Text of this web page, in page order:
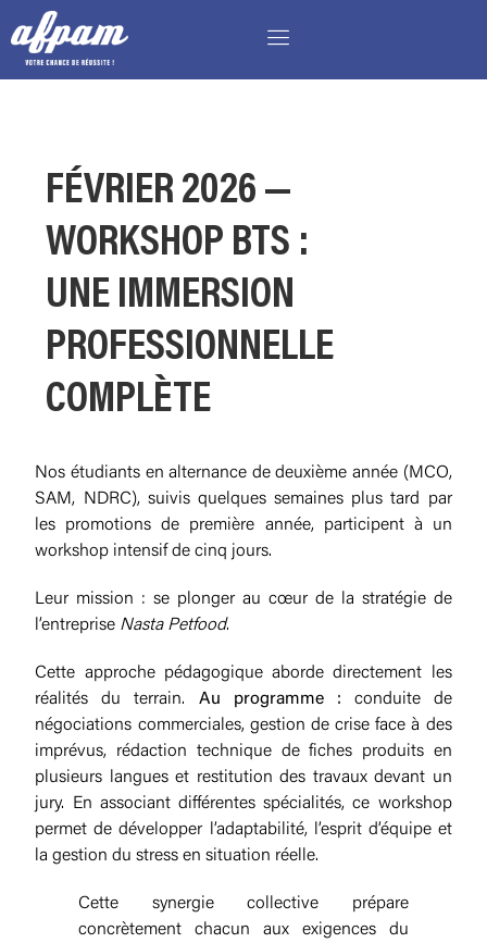
FÉVRIER 2026 —
WORKSHOP BTS :
UNE IMMERSION
PROFESSIONNELLE
COMPLÈTE
Nos étudiants en alternance de deuxième année (MCO,
SAM, NDRC), suivis quelques semaines plus tard par
les promotions de première année, participent à un
workshop intensif de cinq jours.
Leur mission : se plonger au cœur de la stratégie de
l’entreprise Nasta Petfood.
Cette approche pédagogique aborde directement les
réalités du terrain. Au programme : conduite de
négociations commerciales, gestion de crise face à des
imprévus, rédaction technique de fiches produits en
plusieurs langues et restitution des travaux devant un
jury. En associant différentes spécialités, ce workshop
permet de développer l’adaptabilité, l’esprit d’équipe et
la gestion du stress en situation réelle.
Cette synergie collective prépare
concrètement chacun aux exigences du